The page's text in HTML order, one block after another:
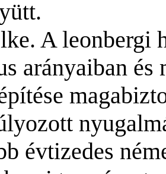
A leonbergi
arányaiban és
évtizedes